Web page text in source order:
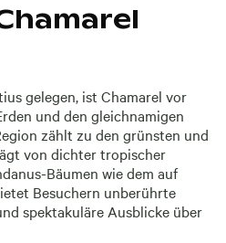
gelegen, ist Chamarel vor
und den gleichnamigen
zählt zu den grünsten und
von dichter tropischer
Bäumen wie dem auf
Besuchern unberührte
spektakuläre Ausblicke über